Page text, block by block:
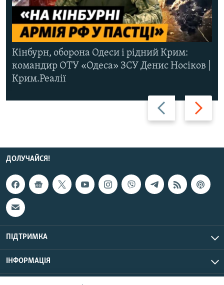
Назад Вперед
Кінбурн, оборона Одеси і рідний Крим:
командир ОТУ «Одеса» ЗСУ Денис Носіков |
Крим.Реалії
ДОЛУЧАЙСЯ!
ПІДТРИМКА
ІНФОРМАЦІЯ